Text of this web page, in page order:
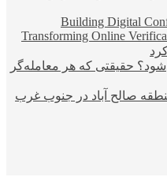
Building Digital
Transforming Online
حقیقتی که هر معامله‌گر
صالح آباد در جنوب غرب